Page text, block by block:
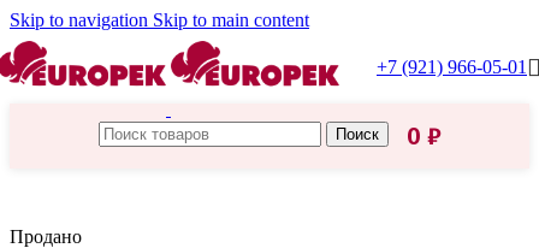
Skip to navigation Skip to main content
+7 (921) 966-05-01
Поиск 0 ₽
Продано